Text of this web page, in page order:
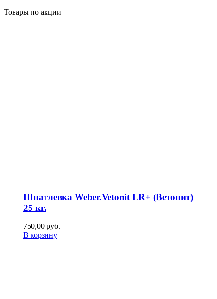
Товары по акции
Шпатлевка Weber.Vetonit LR+ (Ветонит)
25 кг.
750,00 руб.
В корзину